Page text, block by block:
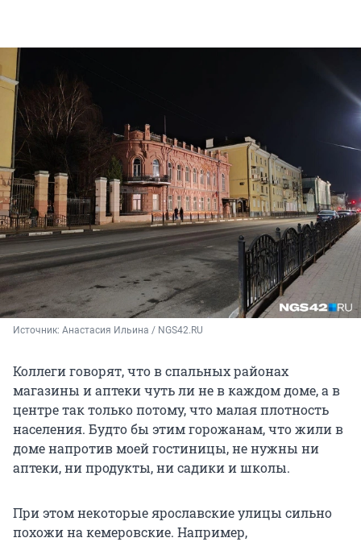
Источник: Анастасия Ильина / NGS42.RU
Коллеги говорят, что в спальных районах
магазины и аптеки чуть ли не в каждом доме, а в
центре так только потому, что малая плотность
населения. Будто бы этим горожанам, что жили в
доме напротив моей гостиницы, не нужны ни
аптеки, ни продукты, ни садики и школы.
При этом некоторые ярославские улицы сильно
похожи на кемеровские. Например,